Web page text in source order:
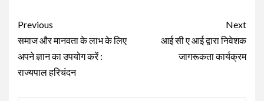
Continue
Reading
Previous
समाज और मानवता के लाभ के लिए
अपने ज्ञान का उपयोग करें :
राज्यपाल हरिचंदन
Next
आई सी ए आई द्वारा निवेशक
जागरूकता कार्यक्रम